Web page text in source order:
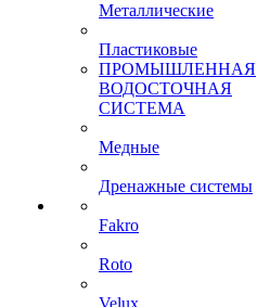
Металлические
Пластиковые
ПРОМЫШЛЕННАЯ
ВОДОСТОЧНАЯ
СИСТЕМА
Медные
Дренажные системы
Fakro
Roto
Velux